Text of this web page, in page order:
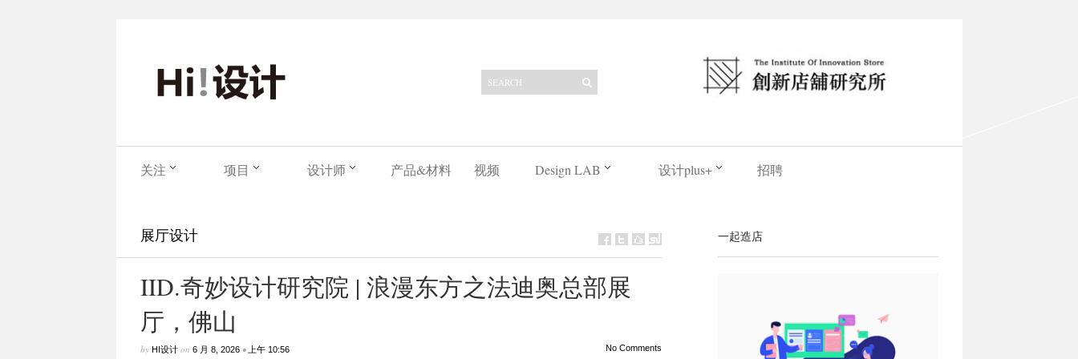
关注 项目 设计师 产品&材料 视频 Design LAB 设计plus+ 招聘
展厅设计
IID.奇妙设计研究院 | 浪漫东方之法迪奥总部展
厅，佛山
by HI设计on 6 月 8, 2026• 上午 10:56 No Comments
一起造店